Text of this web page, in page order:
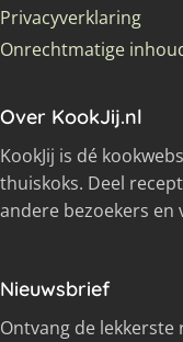
Privacyverklaring
Onrechtmatige
Over KookJij.nl
KookJij is dé
thuiskoks. Deel
andere bezoekers en
Nieuwsbrief
Ontvang de